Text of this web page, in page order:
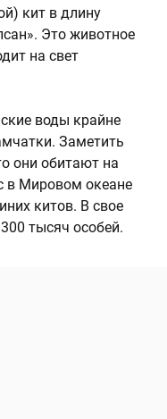
кит в длину
Это животное
на свет
воды крайне
Заметить
они обитают на
в Мировом океане
китов. В свое
тысяч особей.